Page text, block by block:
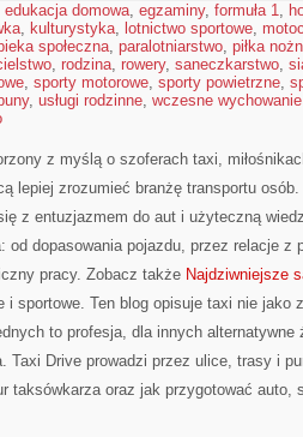
edukacja domowa, egzaminy, formuła 1,
, kulturystyka, lotnictwo sportowe,
społeczna, paralotniarstwo, piłka
, rodzina, rowery, saneczkarstwo,
, sporty motorowe, sporty powietrzne,
, usługi rodzinne, wczesne wychowanie
z myślą o szoferach taxi,
lepiej zrozumieć branżę transportu
z entuzjazmem do aut i użyteczną
od dopasowania pojazdu, przez relacje z
pracy. Zobacz także Najdziwniejsze
i sportowe. Ten blog opisuje taxi nie jako
to profesja, dla innych alternatywne
Drive prowadzi przez ulice, trasy i
taksówkarza oraz jak przygotować auto,